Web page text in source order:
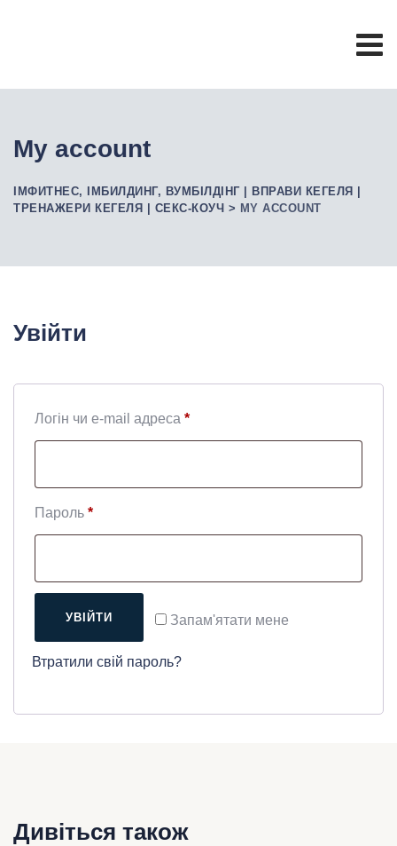
My account
ІМФИТНЕС, ІМБИЛДИНГ, ВУМБІЛДІНГ | ВПРАВИ КЕГЕЛЯ |
ТРЕНАЖЕРИ КЕГЕЛЯ | СЕКС-КОУЧ > MY ACCOUNT
Увійти
Логін чи e-mail адреса *Обов’язкове
Пароль *Обов’язкове
Запам'ятати мене
УВІЙТИ
Втратили свій пароль?
Дивіться також